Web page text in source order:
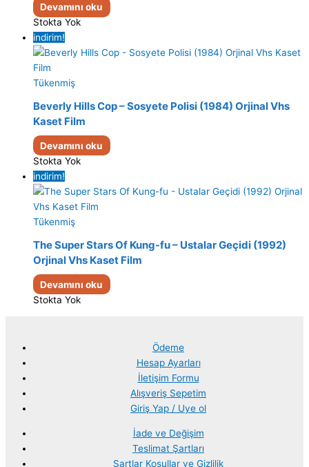
Devamını oku
Stokta Yok
indirim!
Tükenmiş
Beverly Hills Cop – Sosyete Polisi (1984) Orjinal Vhs
Kaset Film
Devamını oku
Stokta Yok
indirim!
Tükenmiş
The Super Stars Of Kung-fu – Ustalar Geçidi (1992)
Orjinal Vhs Kaset Film
Devamını oku
Stokta Yok
Ödeme
Hesap Ayarları
İletişim Formu
Alışveriş Sepetim
Giriş Yap / Uye ol
İade ve Değişim
Teslimat Şartları
Şartlar Koşullar ve Gizlilik